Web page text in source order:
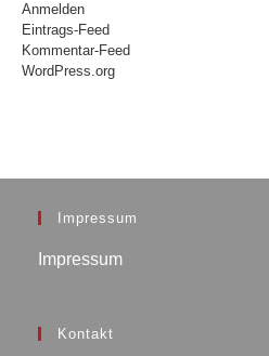
Anmelden
Eintrags-Feed
Kommentar-Feed
WordPress.org
Impressum
Impressum
Kontakt